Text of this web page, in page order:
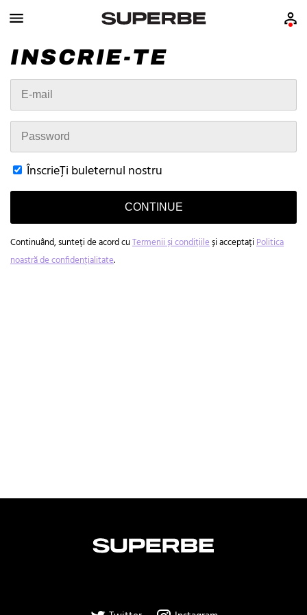
INSCRIE-TE
ÎnscrieȚi buleternul nostru
CONTINUE
Continuând, sunteți de acord cuTermenii și condițiileși acceptațiPolitica
noastră de confidențialitate.